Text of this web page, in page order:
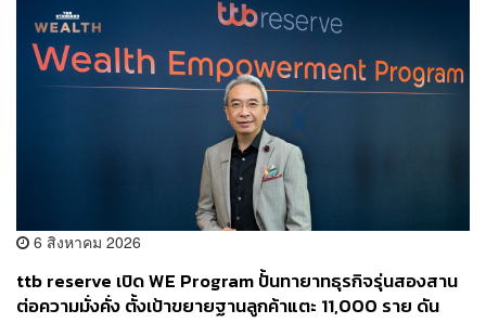
6 สิงหาคม 2026
ttb reserve เปิด WE Program ปั้นทายาทธุรกิจรุ่นสองสาน
ต่อความมั่งคั่ง ตั้งเป้าขยายฐานลูกค้าแตะ 11,000 ราย ดัน